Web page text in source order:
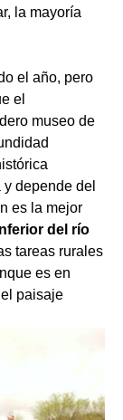
la mayoría
el año, pero
el
museo de
depende del
es la mejor
del río
tareas rurales
es en
paisaje